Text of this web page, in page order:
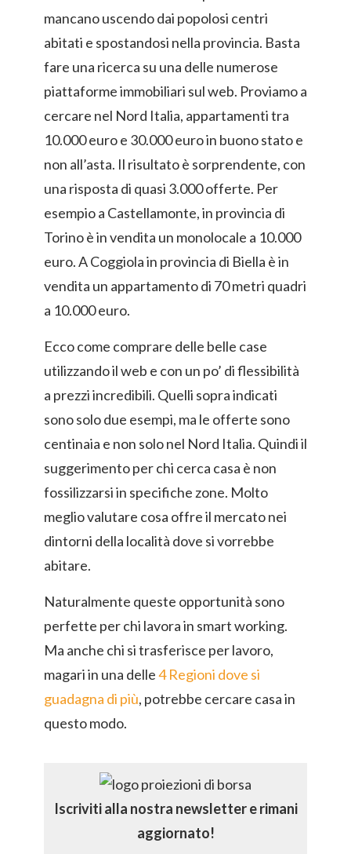
mancano uscendo dai popolosi centri
abitati e spostandosi nella provincia. Basta
fare una ricerca su una delle numerose
piattaforme immobiliari sul web. Proviamo a
cercare nel Nord Italia, appartamenti tra
10.000 euro e 30.000 euro in buono stato e
non all’asta. Il risultato è sorprendente, con
una risposta di quasi 3.000 offerte. Per
esempio a Castellamonte, in provincia di
Torino è in vendita un monolocale a 10.000
euro. A Coggiola in provincia di Biella è in
vendita un appartamento di 70 metri quadri
a 10.000 euro.
Ecco come comprare delle belle case
utilizzando il web e con un po’ di flessibilità
a prezzi incredibili. Quelli sopra indicati
sono solo due esempi, ma le offerte sono
centinaia e non solo nel Nord Italia. Quindi il
suggerimento per chi cerca casa è non
fossilizzarsi in specifiche zone. Molto
meglio valutare cosa offre il mercato nei
dintorni della località dove si vorrebbe
abitare.
Naturalmente queste opportunità sono
perfette per chi lavora in smart working.
Ma anche chi si trasferisce per lavoro,
magari in una delle4 Regioni dove si
guadagna di più, potrebbe cercare casa in
questo modo.
Iscriviti alla nostra newsletter e rimani
aggiornato!